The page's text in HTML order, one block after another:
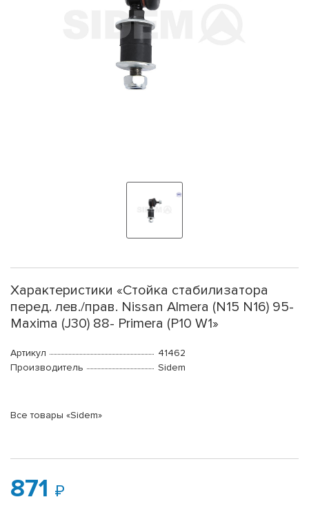
Характеристики «Стойка стабилизатора
перед. лев./прав. Nissan Almera (N15 N16) 95-
Maxima (J30) 88- Primera (P10 W1»
Артикул
41462
Производитель
Sidem
Все товары «Sidem»
871